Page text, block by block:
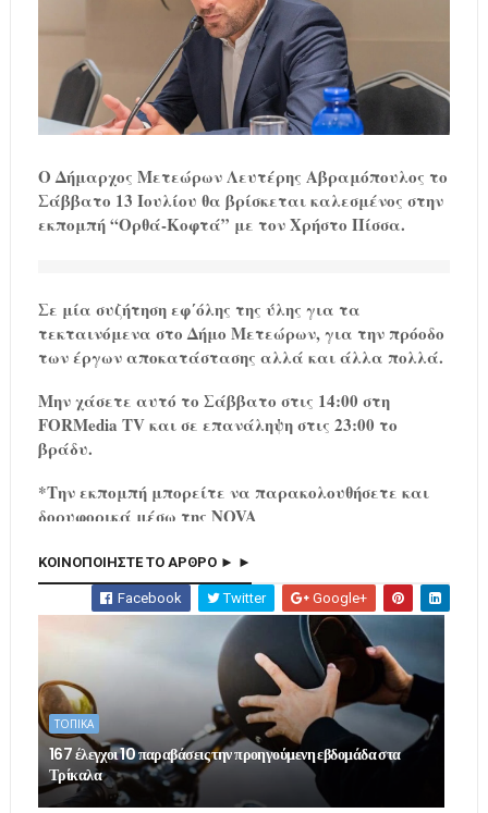
Ο Δήμαρχος Μετεώρων Λευτέρης Αβραμόπουλος το
Σάββατο 13 Ιουλίου θα βρίσκεται καλεσμένος στην
εκπομπή “Ορθά-Κοφτά” με τον Χρήστο Πίσσα.
Σε μία συζήτηση εφ΄όλης της ύλης για τα
τεκταινόμενα στο Δήμο Μετεώρων, για την πρόοδο
των έργων αποκατάστασης αλλά και άλλα πολλά.
Μην χάσετε αυτό το Σάββατο στις 14:00 στη
FORMedia TV και σε επανάληψη στις 23:00 το
βράδυ.
*Την εκπομπή μπορείτε να παρακολουθήσετε και
δορυφορικά μέσω της NOVA
ΚΟΙΝΟΠΟΙΗΣΤΕ ΤΟ ΑΡΘΡΟ ► ►
Facebook Twitter Google+
ΤΟΠΙΚΑ
167 έλεγχοι 10 παραβάσεις την προηγούμενη εβδομάδα στα
Τρίκαλα